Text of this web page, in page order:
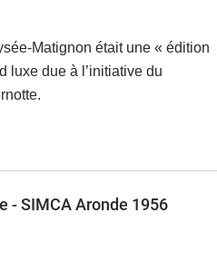
Matignon était une « édition
luxe due à l’initiative du
- SIMCA Aronde 1956